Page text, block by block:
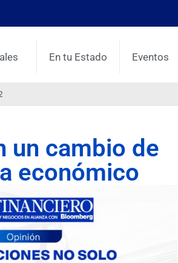
En tu Estado Eventos
un cambio de
económico